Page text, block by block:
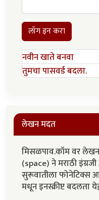
लॉग इन करा
नवीन खाते बनवा
तुमचा पासवर्ड बदला.
लेखन मदत
मिसळपाव.कॉम वर
(space) ने मराठी
सुरूवातीला फोनेटिक्स
मधून इनस्क्रीप्ट बदलता